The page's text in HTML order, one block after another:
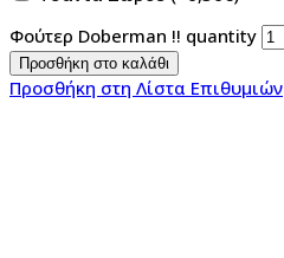
Φούτερ Doberman !! quantity
Προσθήκη στο καλάθι
Προσθήκη στη Λίστα Επιθυμιών